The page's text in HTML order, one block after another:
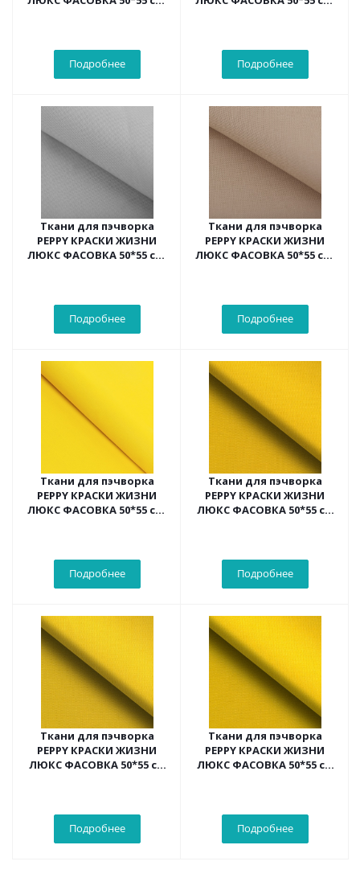
Подробнее Подробнее
Ткани для пэчворка
PEPPY КРАСКИ ЖИЗНИ
ЛЮКС ФАСОВКА 50*55 см,
Подробнее
Ткани для пэчворка
PEPPY КРАСКИ ЖИЗНИ
ЛЮКС ФАСОВКА 50*55 см,
Подробнее
Ткани для пэчворка
PEPPY КРАСКИ ЖИЗНИ
ЛЮКС ФАСОВКА 50*55 см,
Подробнее
Ткани для пэчворка
PEPPY КРАСКИ ЖИЗНИ
ЛЮКС ФАСОВКА 50*55 см
Подробнее
Ткани для пэчворка
PEPPY КРАСКИ ЖИЗНИ
ЛЮКС ФАСОВКА 50*55 см
Подробнее
Ткани для пэчворка
PEPPY КРАСКИ ЖИЗНИ
ЛЮКС ФАСОВКА 50*55 см
Подробнее